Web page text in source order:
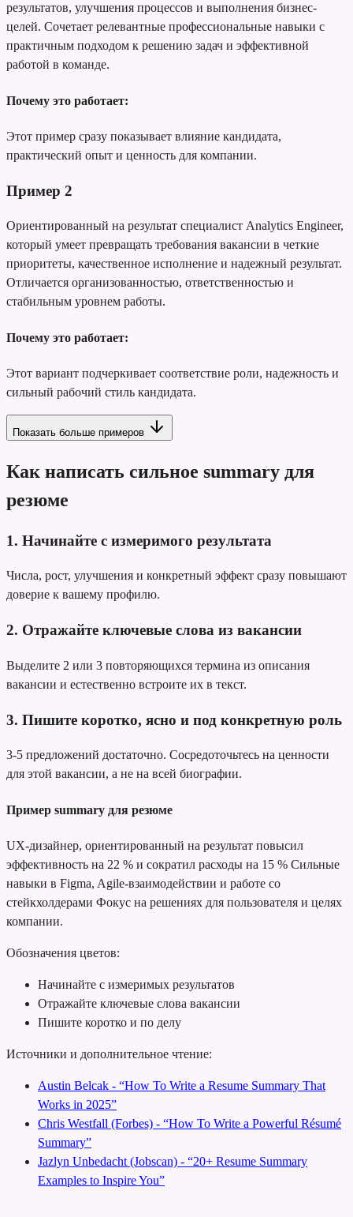
результатов, улучшения процессов и выполнения бизнес-
целей. Сочетает релевантные профессиональные навыки с
практичным подходом к решению задач и эффективной
работой в команде.
Почему это работает:
Этот пример сразу показывает влияние кандидата,
практический опыт и ценность для компании.
Пример 2
Ориентированный на результат специалист Analytics Engineer,
который умеет превращать требования вакансии в четкие
приоритеты, качественное исполнение и надежный результат.
Отличается организованностью, ответственностью и
стабильным уровнем работы.
Почему это работает:
Этот вариант подчеркивает соответствие роли, надежность и
сильный рабочий стиль кандидата.
Показать больше примеров
Как написать сильное summary для
резюме
1. Начинайте с измеримого результата
Числа, рост, улучшения и конкретный эффект сразу повышают
доверие к вашему профилю.
2. Отражайте ключевые слова из вакансии
Выделите 2 или 3 повторяющихся термина из описания
вакансии и естественно встроите их в текст.
3. Пишите коротко, ясно и под конкретную роль
3-5 предложений достаточно. Сосредоточьтесь на ценности
для этой вакансии, а не на всей биографии.
Пример summary для резюме
UX-дизайнер, ориентированный на результат повысил
эффективность на 22 % и сократил расходы на 15 % Сильные
навыки в Figma, Agile-взаимодействии и работе со
стейкхолдерами Фокус на решениях для пользователя и целях
компании.
Обозначения цветов:
Начинайте с измеримых результатов
Отражайте ключевые слова вакансии
Пишите коротко и по делу
Источники и дополнительное чтение:
Austin Belcak - “How To Write a Resume Summary That
Works in 2025”
Chris Westfall (Forbes) - “How To Write a Powerful Résumé
Summary”
Jazlyn Unbedacht (Jobscan) - “20+ Resume Summary
Examples to Inspire You”